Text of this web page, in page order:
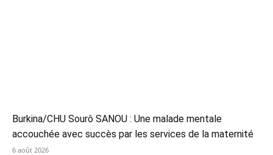
Burkina/CHU Sourô SANOU : Une malade mentale
accouchée avec succès par les services de la maternité
6 août 2026